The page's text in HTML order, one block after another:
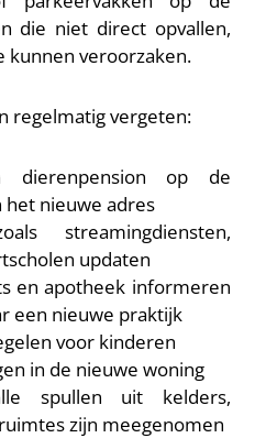
die niet direct opvallen,
kunnen veroorzaken.
regelmatig vergeten:
dierenpension op de
het nieuwe adres
streamingdiensten,
updaten
en apotheek informeren
een nieuwe praktijk
voor kinderen
in de nieuwe woning
spullen uit kelders,
zijn meegenomen